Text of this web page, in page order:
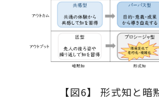
【図6】 形式知と暗